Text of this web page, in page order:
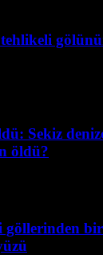
Sekiz
öldü?
göllerinden